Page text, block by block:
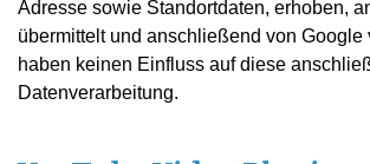
Adresse sowie Standortdaten, erhoben,
übermittelt und anschließend von Google
haben keinen Einfluss auf diese
Datenverarbeitung.